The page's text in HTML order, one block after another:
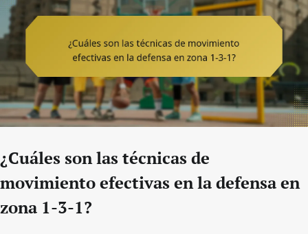
¿Cuáles son las técnicas de
movimiento efectivas en la defensa en
zona 1-3-1?